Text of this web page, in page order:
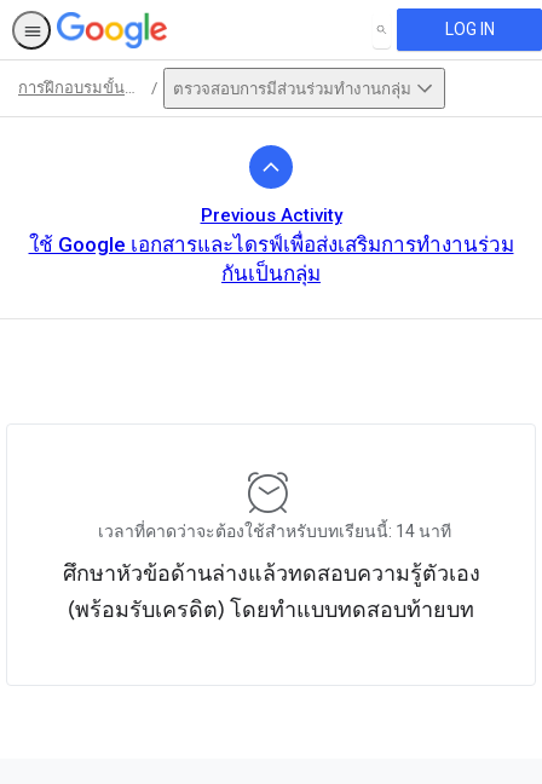
SEARCH LOG IN
การฝึกอบรมขั้นพื้นฐาน ตรวจสอบการมีส่วนร่วมทำงานกลุ่ม
Previous Activity
ใช้ Google เอกสารและไดรฟ์เพื่อส่งเสริมการทำงานร่วม
กันเป็นกลุ่ม
เวลาที่คาดว่าจะต้องใช้สำหรับบทเรียนนี้: 14 นาที
ศึกษาหัวข้อด้านล่างแล้วทดสอบความรู้ตัวเอง
(พร้อมรับเครดิต) โดยทำแบบทดสอบท้ายบท